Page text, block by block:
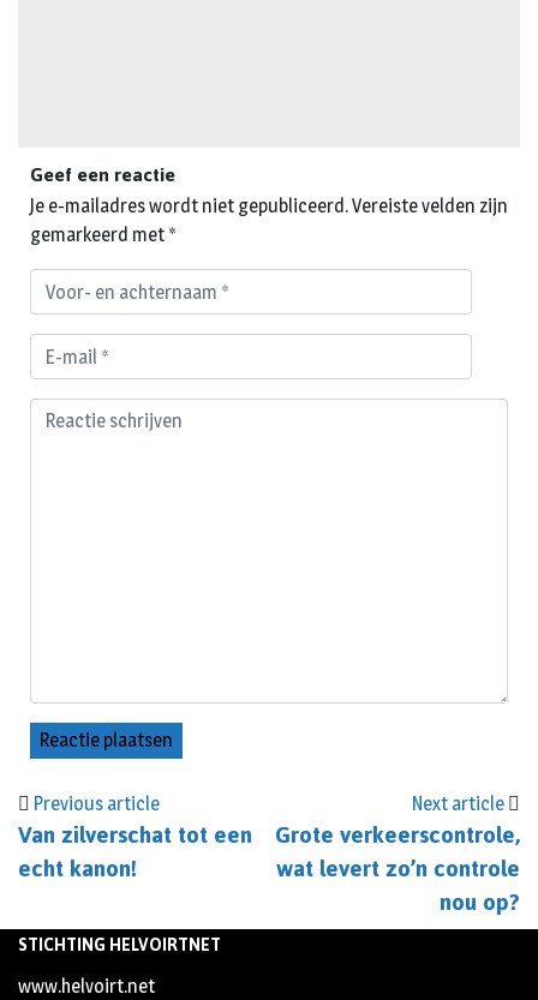
Previous article
Van zilverschat tot een
echt kanon!
Next article
Grote verkeerscontrole,
wat levert zo’n controle
nou op?
Geef een reactie
Je e-mailadres wordt niet gepubliceerd.Vereiste velden zijn
gemarkeerd met *
STICHTING HELVOIRTNET
www.helvoirt.net